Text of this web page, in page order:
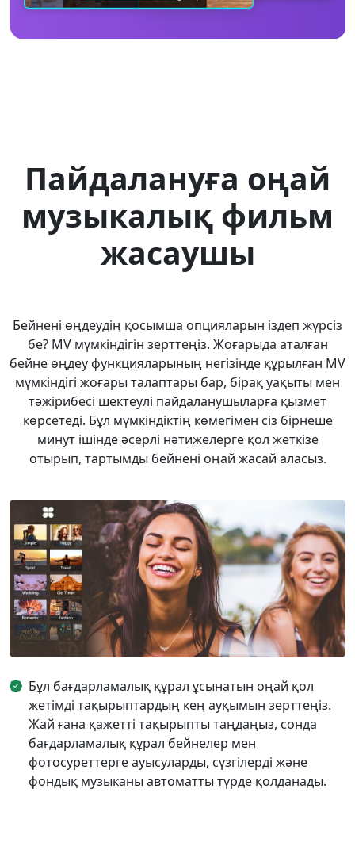
Пайдалануға оңай
музыкалық фильм
жасаушы
Бейнені өңдеудің қосымша опцияларын іздеп жүрсіз
бе? MV мүмкіндігін зерттеңіз. Жоғарыда аталған
бейне өңдеу функцияларының негізінде құрылған MV
мүмкіндігі жоғары талаптары бар, бірақ уақыты мен
тәжірибесі шектеулі пайдаланушыларға қызмет
көрсетеді. Бұл мүмкіндіктің көмегімен сіз бірнеше
минут ішінде әсерлі нәтижелерге қол жеткізе
отырып, тартымды бейнені оңай жасай аласыз.
Бұл бағдарламалық құрал ұсынатын оңай қол
жетімді тақырыптардың кең ауқымын зерттеңіз.
Жай ғана қажетті тақырыпты таңдаңыз, сонда
бағдарламалық құрал бейнелер мен
фотосуреттерге ауысуларды, сүзгілерді және
фондық музыканы автоматты түрде қолданады.